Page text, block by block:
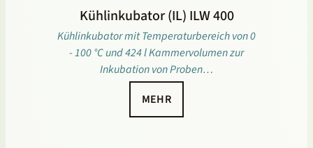
Kühlinkubator (IL) ILW 400
Kühlinkubator mit Temperaturbereich von 0
- 100 °C und 424 l Kammervolumen zur
Inkubation von Proben…
MEHR